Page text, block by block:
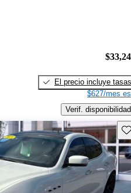
El precio incluye tasas
$627/mes
Verif. disponibilidad